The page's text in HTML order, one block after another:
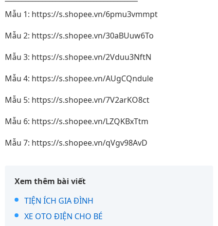
Mẫu 1: https://s.shopee.vn/6pmu3vmmpt
Mẫu 2: https://s.shopee.vn/30aBUuw6To
Mẫu 3: https://s.shopee.vn/2Vduu3NftN
Mẫu 4: https://s.shopee.vn/AUgCQndule
Mẫu 5: https://s.shopee.vn/7V2arKO8ct
Mẫu 6: https://s.shopee.vn/LZQKBxTtm
Mẫu 7: https://s.shopee.vn/qVgv98AvD
Xem thêm bài viết
TIỆN ÍCH GIA ĐÌNH
XE OTO ĐIỆN CHO BÉ